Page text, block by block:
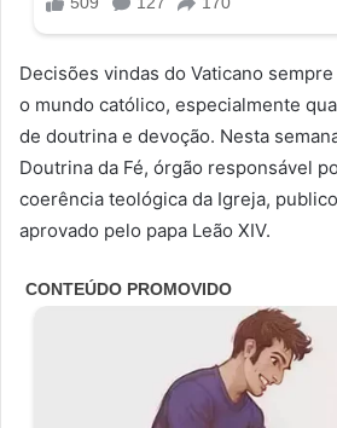
Decisões vindas do Vaticano
o mundo católico, especialmente
de doutrina e devoção. Nesta
Doutrina da Fé, órgão responsável
coerência teológica da Igreja,
aprovado pelo papa Leão XIV.